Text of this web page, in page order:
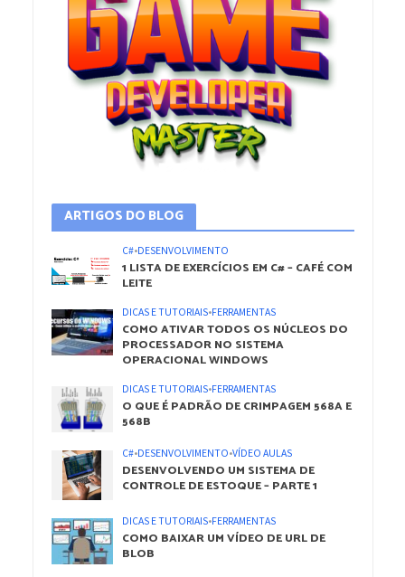
ARTIGOS DO BLOG
C#•DESENVOLVIMENTO
1 LISTA DE EXERCÍCIOS EM C# – CAFÉ COM
LEITE
DICAS E TUTORIAIS•FERRAMENTAS
COMO ATIVAR TODOS OS NÚCLEOS DO
PROCESSADOR NO SISTEMA
OPERACIONAL WINDOWS
DICAS E TUTORIAIS•FERRAMENTAS
O QUE É PADRÃO DE CRIMPAGEM 568A E
568B
C#•DESENVOLVIMENTO•VÍDEO AULAS
DESENVOLVENDO UM SISTEMA DE
CONTROLE DE ESTOQUE – PARTE 1
DICAS E TUTORIAIS•FERRAMENTAS
COMO BAIXAR UM VÍDEO DE URL DE
BLOB